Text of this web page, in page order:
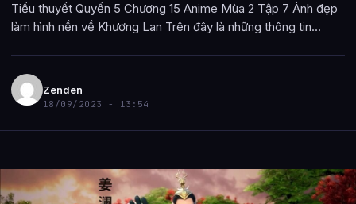
Tiểu thuyết Quyển 5 Chương 15 Anime Mùa 2 Tập 7 Ảnh đẹp
làm hình nền về Khương Lan Trên đây là những thông tin...
Zenden
18/09/2023 - 13:54